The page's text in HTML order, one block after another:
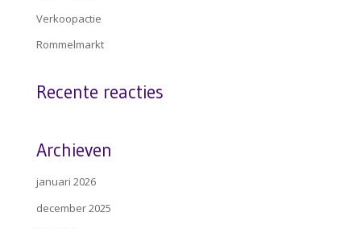
Verkoopactie
Rommelmarkt
Recente reacties
Archieven
januari 2026
december 2025